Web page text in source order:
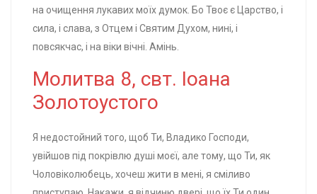
на очищення лукавих моїх думок. Бо Твоє є Царство, і
сила, і слава, з Отцем і Святим Духом, нині, і
повсякчас, і на віки вічні. Амінь.
Молитва 8, свт. Іоана
Золотоустого
Я недостойний того, щоб Ти, Владико Господи,
увійшов під покрівлю душі моєї, але тому, що Ти, як
Чоловіколюбець, хочеш жити в мені, я сміливо